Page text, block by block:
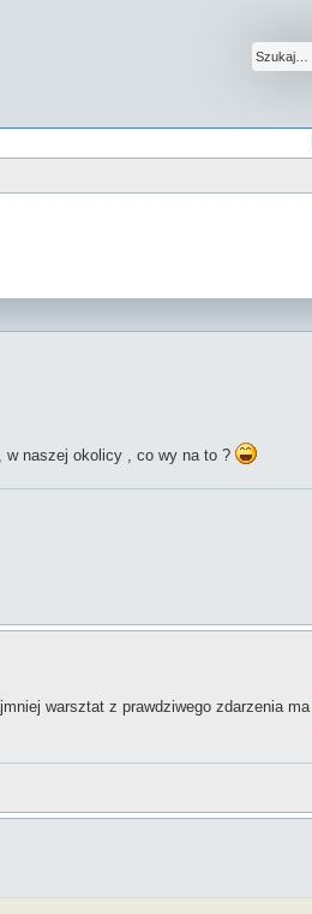
w naszej okolicy , co wy na to ?
warsztat z prawdziwego zdarzenia ma